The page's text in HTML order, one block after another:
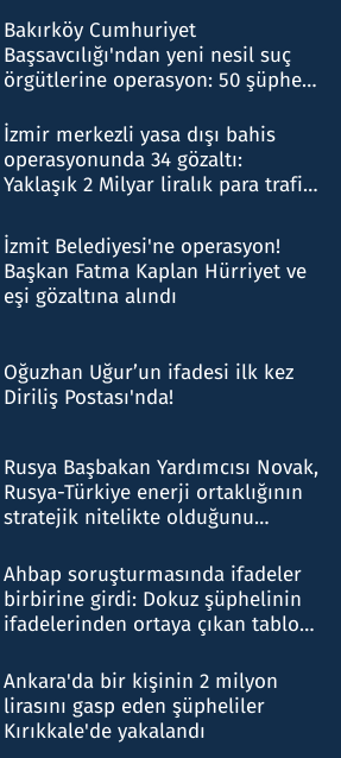
Bakırköy Cumhuriyet
Başsavcılığı'ndan yeni nesil suç
örgütlerine operasyon: 50 şüpheli
İzmir merkezli yasa dışı bahis
operasyonunda 34 gözaltı:
Yaklaşık 2 Milyar liralık para trafiği
İzmit Belediyesi'ne operasyon!
Başkan Fatma Kaplan Hürriyet ve
eşi gözaltına alındı
Oğuzhan Uğur’un ifadesi ilk kez
Diriliş Postası'nda!
Rusya Başbakan Yardımcısı Novak,
Rusya-Türkiye enerji ortaklığının
stratejik nitelikte olduğunu
Ahbap soruşturmasında ifadeler
birbirine girdi: Dokuz şüphelinin
ifadelerinden ortaya çıkan tablo
Ankara'da bir kişinin 2 milyon
lirasını gasp eden şüpheliler
Kırıkkale'de yakalandı